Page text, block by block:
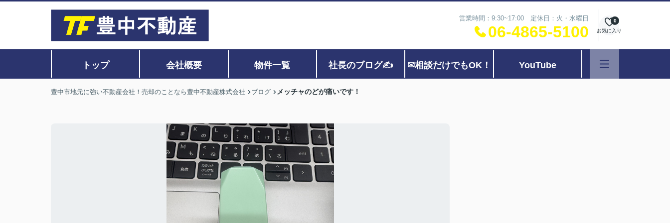
営業時間：9:30~17:00 定休日：火・水曜日
06-4865-5100 お気に入り
0
トップ 会社概要 物件一覧 社長のブログ✍ ✉相談だけでもOK！ YouTube
豊中市地元に強い不動産会社！売却のことなら豊中不動産株式会社 ブログ メッチャのどが痛いです！